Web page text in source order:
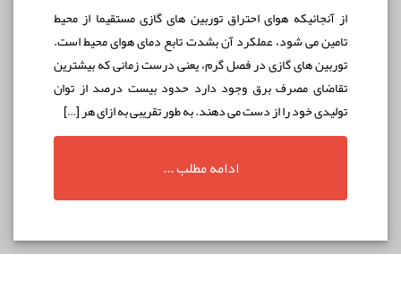
از آنجائيكه هوای احتراق توربين های گازی مستقيما از محيط
تامين می شود، عملكرد آن بشدت تابع دمای هوای محيط است.
توربين های گازی در فصل گرم، يعنی درست زمانی که بيشترين
تقاضای مصرف برق وجود دارد حدود بيست درصد از توان
توليدی خود را از دست می دهند. به طور تقریبی به ازای هر […]
ادامه مطلب ...